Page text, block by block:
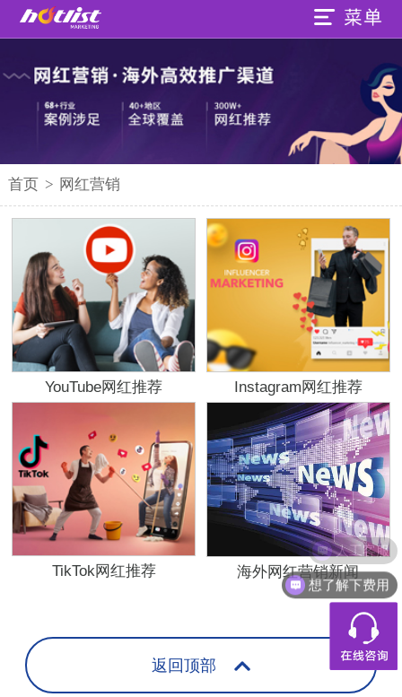
首页 > 网红营销
YouTube网红推荐 Instagram网红推荐
TikTok网红推荐 海外网红营销新闻
返回顶部
想了解下费用
人工客服